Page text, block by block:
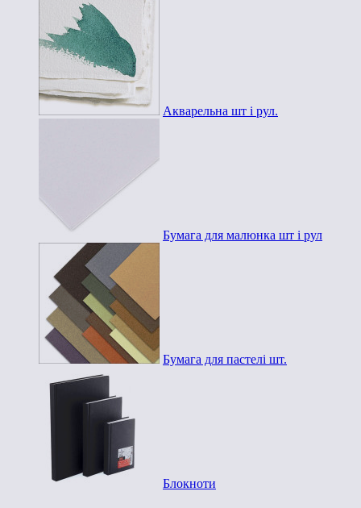
Акварельна шт і рул.
Бумага для малюнка шт і рул
Бумага для пастелі шт.
Блокноти